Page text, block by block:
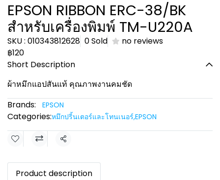
EPSON RIBBON ERC-38/BK
สำหรับเครื่องพิมพ์ TM-U220A
SKU : 010343812628 0 Sold
no reviews
฿120
Short Description
ผ้าหมึกแอปสันแท้ คุณภาพงานคมชัด
Brands:
EPSON
Categories:หมึกปริ้นเตอร์และโทนเนอร์,EPSON
Share
Product description